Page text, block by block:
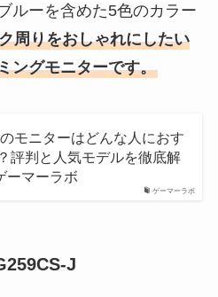
ルーを含めた5色のカラー
周りをおしゃれにしたい
ングモニターです。
ゲーマーラボ
モニターはどんな人におす
評判と人気モデルを徹底解
ーマーラボ
J